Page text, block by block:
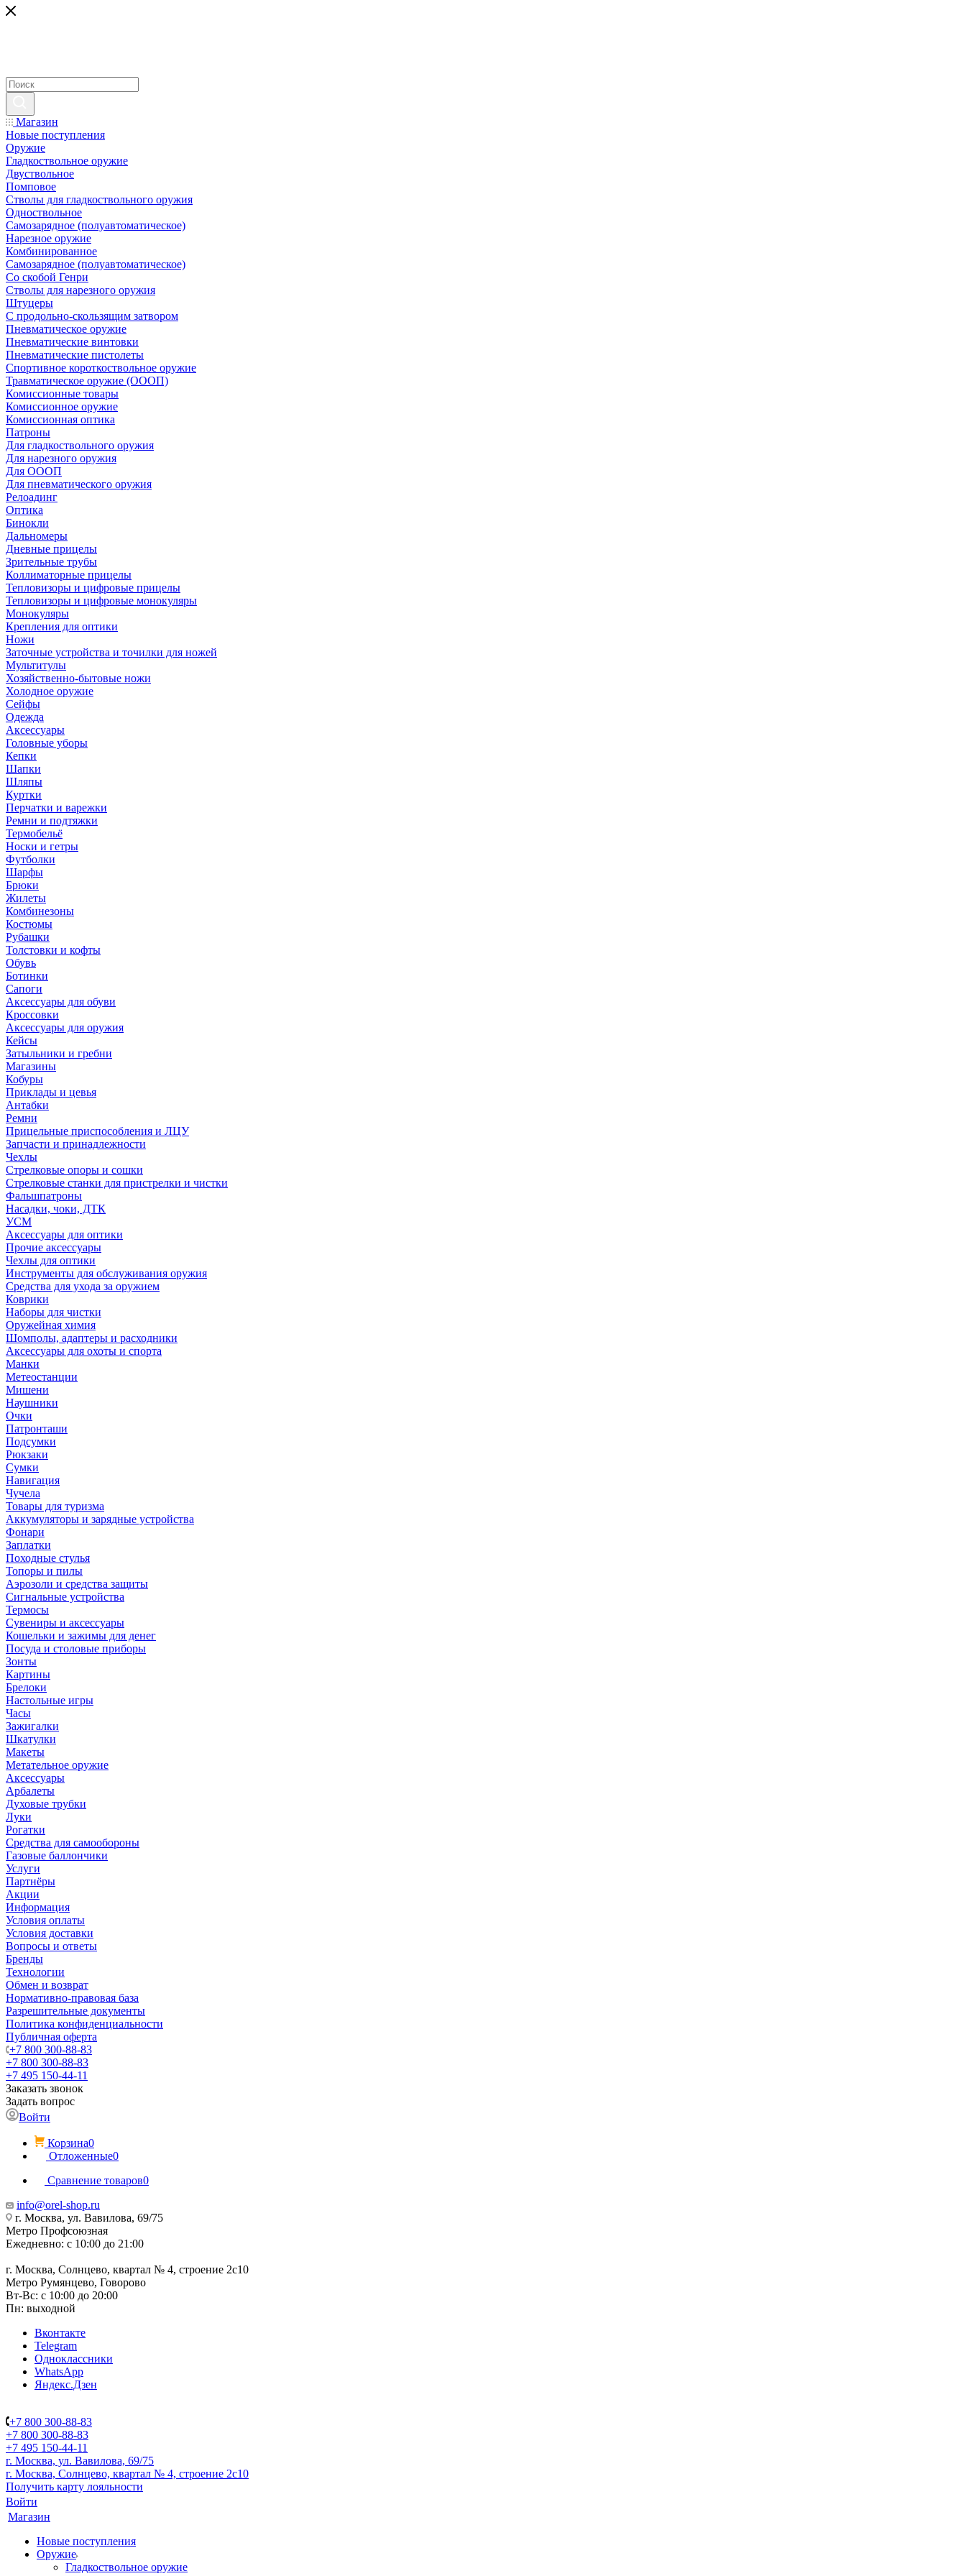
Магазин
Новые поступления
Оружие
Гладкоствольное оружие
Двуствольное
Помповое
Стволы для гладкоствольного оружия
Одноствольное
Самозарядное (полуавтоматическое)
Нарезное оружие
Комбинированное
Самозарядное (полуавтоматическое)
Со скобой Генри
Стволы для нарезного оружия
Штуцеры
С продольно-скользящим затвором
Пневматическое оружие
Пневматические винтовки
Пневматические пистолеты
Спортивное короткоствольное оружие
Травматическое оружие (ОООП)
Комиссионные товары
Комиссионное оружие
Комиссионная оптика
Патроны
Для гладкоствольного оружия
Для нарезного оружия
Для ОООП
Для пневматического оружия
Релоадинг
Оптика
Бинокли
Дальномеры
Дневные прицелы
Зрительные трубы
Коллиматорные прицелы
Тепловизоры и цифровые прицелы
Тепловизоры и цифровые монокуляры
Монокуляры
Крепления для оптики
Ножи
Заточные устройства и точилки для ножей
Мультитулы
Хозяйственно-бытовые ножи
Холодное оружие
Сейфы
Одежда
Аксессуары
Головные уборы
Кепки
Шапки
Шляпы
Куртки
Перчатки и варежки
Ремни и подтяжки
Термобельё
Носки и гетры
Футболки
Шарфы
Брюки
Жилеты
Комбинезоны
Костюмы
Рубашки
Толстовки и кофты
Обувь
Ботинки
Сапоги
Аксессуары для обуви
Кроссовки
Аксессуары для оружия
Кейсы
Затыльники и гребни
Магазины
Кобуры
Приклады и цевья
Антабки
Ремни
Прицельные приспособления и ЛЦУ
Запчасти и принадлежности
Чехлы
Стрелковые опоры и сошки
Стрелковые станки для пристрелки и чистки
Фальшпатроны
Насадки, чоки, ДТК
УСМ
Аксессуары для оптики
Прочие аксессуары
Чехлы для оптики
Инструменты для обслуживания оружия
Средства для ухода за оружием
Коврики
Наборы для чистки
Оружейная химия
Шомполы, адаптеры и расходники
Аксессуары для охоты и спорта
Манки
Метеостанции
Мишени
Наушники
Очки
Патронташи
Подсумки
Рюкзаки
Сумки
Навигация
Чучела
Товары для туризма
Аккумуляторы и зарядные устройства
Фонари
Заплатки
Походные стулья
Топоры и пилы
Аэрозоли и средства защиты
Сигнальные устройства
Термосы
Сувениры и аксессуары
Кошельки и зажимы для денег
Посуда и столовые приборы
Зонты
Картины
Брелоки
Настольные игры
Часы
Зажигалки
Шкатулки
Макеты
Метательное оружие
Аксессуары
Арбалеты
Духовые трубки
Луки
Рогатки
Средства для самообороны
Газовые баллончики
Услуги
Партнёры
Акции
Информация
Условия оплаты
Условия доставки
Вопросы и ответы
Бренды
Технологии
Обмен и возврат
Нормативно-правовая база
Разрешительные документы
Политика конфиденциальности
Публичная оферта
+7 800 300-88-83
+7 800 300-88-83
+7 495 150-44-11
Заказать звонок
Задать вопрос
Войти
Корзина0
Отложенные0
Сравнение товаров0
info@orel-shop.ru
г. Москва, ул. Вавилова, 69/75
Метро Профсоюзная
Ежедневно: с 10:00 до 21:00
г. Москва, Солнцево, квартал № 4, строение 2с10
Метро Румянцево, Говорово
Вт-Вс: с 10:00 до 20:00
Пн: выходной
Вконтакте
Telegram
Одноклассники
WhatsApp
Яндекс.Дзен
+7 800 300-88-83
+7 800 300-88-83
+7 495 150-44-11
г. Москва, ул. Вавилова, 69/75
г. Москва, Солнцево, квартал № 4, строение 2с10
Получить карту лояльности
Войти
Магазин
Новые поступления
Оружие
Гладкоствольное оружие